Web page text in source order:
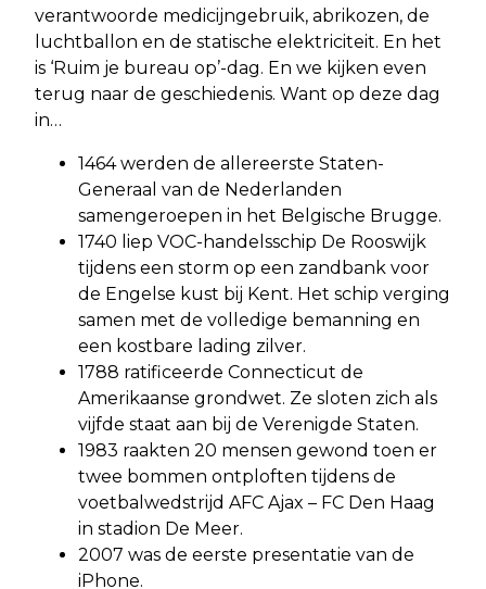
verantwoorde medicijngebruik, abrikozen, de
luchtballon en de statische elektriciteit. En het
is ‘Ruim je bureau op’-dag. En we kijken even
terug naar de geschiedenis. Want op deze dag
in…
1464 werden de allereerste Staten-
Generaal van de Nederlanden
samengeroepen in het Belgische Brugge.
1740 liep VOC-handelsschip De Rooswijk
tijdens een storm op een zandbank voor
de Engelse kust bij Kent. Het schip verging
samen met de volledige bemanning en
een kostbare lading zilver.
1788 ratificeerde Connecticut de
Amerikaanse grondwet. Ze sloten zich als
vijfde staat aan bij de Verenigde Staten.
1983 raakten 20 mensen gewond toen er
twee bommen ontploften tijdens de
voetbalwedstrijd AFC Ajax – FC Den Haag
in stadion De Meer.
2007 was de eerste presentatie van de
iPhone.